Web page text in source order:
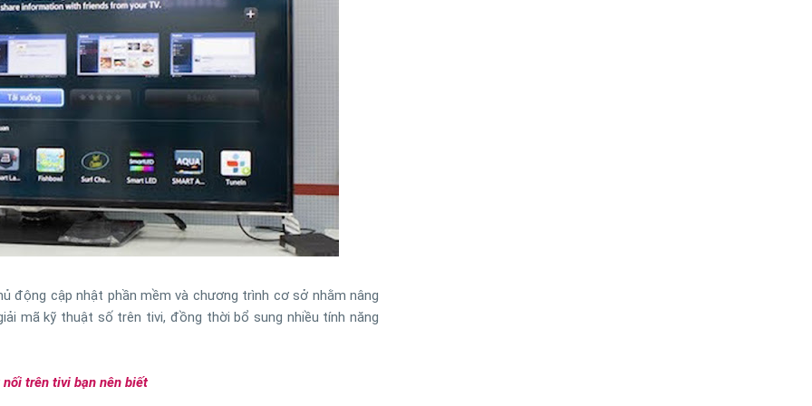
động cập nhật phần mềm và chương trình cơ sở nhằm nâng
mã kỹ thuật số trên tivi, đồng thời bổ sung nhiều tính năng
trên tivi bạn nên biết